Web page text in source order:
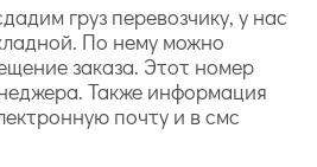
груз перевозчику, у нас
По нему можно
заказа. Этот номер
Также информация
почту и в смс